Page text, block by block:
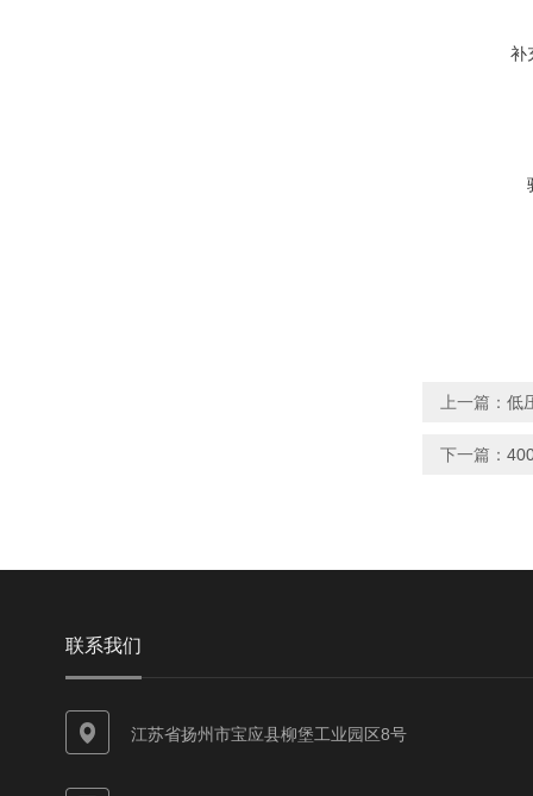
补
上一篇： 低
下一篇：
联系我们
江苏省扬州市宝应县柳堡工业园区8号